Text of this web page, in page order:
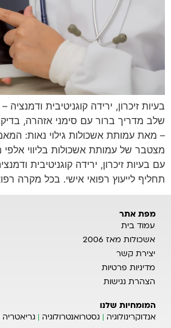
בעיות זיכרון, ירידה קוגניטיבית
שלב מדריך ברור עם סימני אזהרה,
– מאת עמותת אשכולות גילוי נאות:
מצטבר של עמותת אשכולות בליווי
עם בעיות זיכרון, ירידה קוגניטיבית
תחליף לייעוץ רפואי אישי. בכל מקרה
מפת אתר
עמוד בית
אשכולות מאז 2006
יצירת קשר
מדיניות פרטיות
הצהרת נגישות
המומחיות שלנו
אנדוקרינולוגיה
גסטרואנטרולוגיה גריאטריה